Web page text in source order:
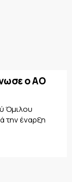
ο ΑΟ
Όμιλου
την έναρξη